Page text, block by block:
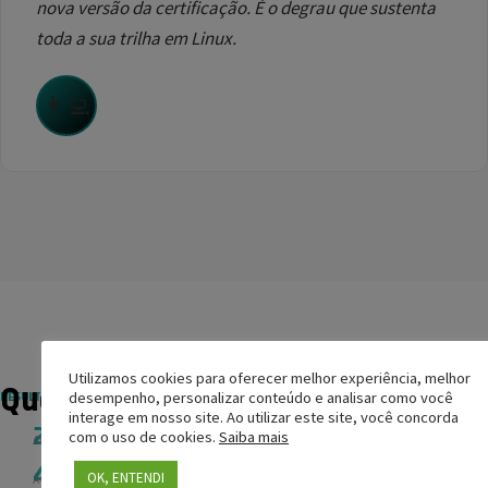
nova versão da certificação. É o degrau que sustenta
toda a sua trilha em Linux.
👨‍💻
RESULTADOS REAIS
Quem já passou por aqui
250k+
Alunos treinados
4.8★
Avaliação média
Utilizamos cookies para oferecer melhor experiência, melhor
desempenho, personalizar conteúdo e analisar como você
interage em nosso site. Ao utilizar este site, você concorda
com o uso de cookies. Saiba mais
OK, ENTENDI